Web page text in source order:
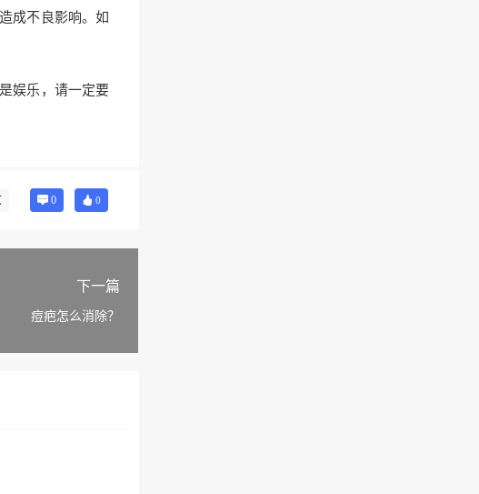
成不良影响。如
娱乐，请一定要
0 0
下一篇
痘疤怎么消除？